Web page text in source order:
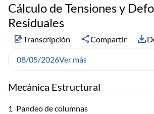
Mecánica Estructural
1 Pandeo de columnas
Cálculo de Tensiones y
Residuales
Transcripción Compartir
08/05/2026Ver más